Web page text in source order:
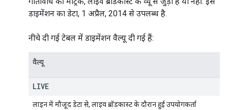
डाइमेंशन का डेटा, 1 अप्रैल, 2014 से उपलब्ध है.
नीचे दी गई टेबल में डाइमेंशन वैल्यू दी गई हैं:
वैल्यू
LIVE
लाइन में मौजूद डेटा से, लाइव ब्रॉडकास्ट के दौरान हुई उपयोगकर्ता